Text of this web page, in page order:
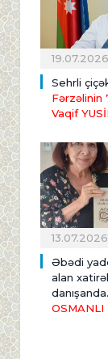
19.07.2026
Sehrli
Fərzəlinin
Vaqif
13.07.2026
Əbədi
alan
OSMANLI